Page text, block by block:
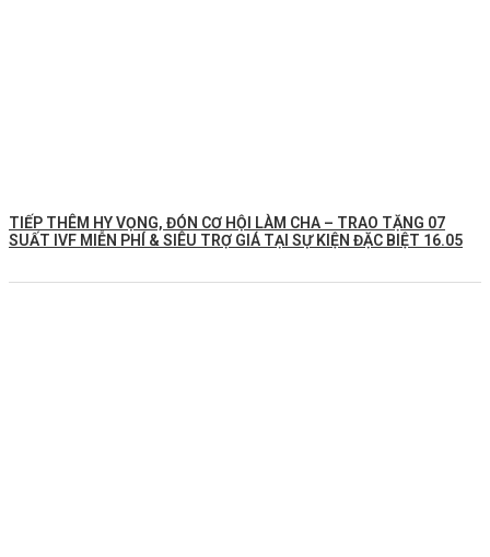
TIẾP THÊM HY VỌNG, ĐÓN CƠ HỘI LÀM CHA – TRAO TẶNG 07
SUẤT IVF MIỄN PHÍ & SIÊU TRỢ GIÁ TẠI SỰ KIỆN ĐẶC BIỆT 16.05